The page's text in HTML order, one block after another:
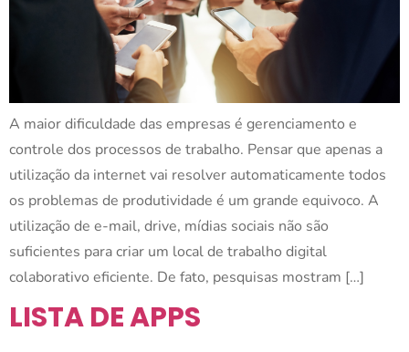
A maior dificuldade das empresas é gerenciamento e
controle dos processos de trabalho. Pensar que apenas a
utilização da internet vai resolver automaticamente todos
os problemas de produtividade é um grande equivoco. A
utilização de e-mail, drive, mídias sociais não são
suficientes para criar um local de trabalho digital
colaborativo eficiente. De fato, pesquisas mostram […]
LISTA DE APPS